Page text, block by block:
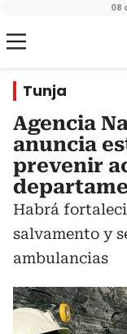
08
Tunja
Agencia
anuncia
prevenir
Habrá
salvamento y
ambulancias